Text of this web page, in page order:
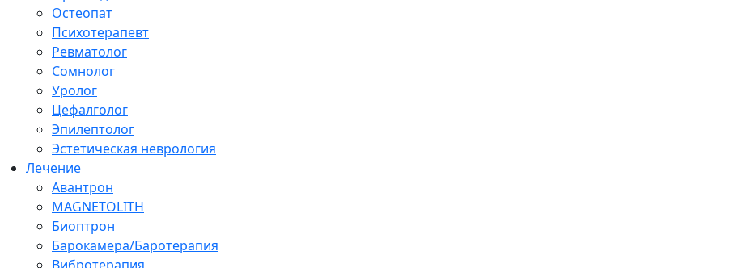
Остеопат
Психотерапевт
Ревматолог
Сомнолог
Уролог
Цефалголог
Эпилептолог
Эстетическая неврология
Лечение
Авантрон
MAGNETOLITH
Биоптрон
Барокамера/Баротерапия
Вибротерапия